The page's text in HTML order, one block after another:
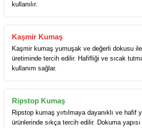
kullanılır.
Kaşmir Kumaş
Kaşmir kumaş yumuşak ve değerli dokusu
üretiminde tercih edilir. Hafifliği ve sıcak
kullanım sağlar.
Ripstop Kumaş
Ripstop kumaş yırtılmaya dayanıklı ve hafif
ürünlerinde sıkça tercih edilir. Dokuma yapısı